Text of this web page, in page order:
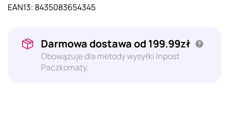
EAN13: 8435083654345
Darmowa dostawa od 199.99zł
Obowązuje dla metody wysyłki Inpost
Paczkomaty.